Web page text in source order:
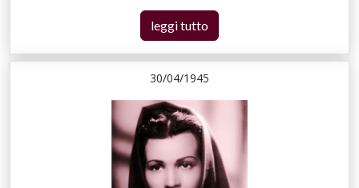
leggi tutto
30/04/1945